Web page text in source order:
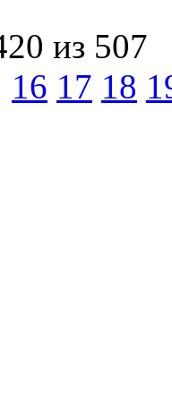
из 507
16 17 18